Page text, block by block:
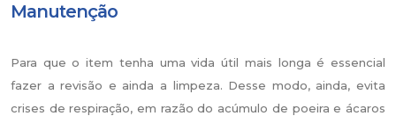
Manutenção
Para que o item tenha uma vida útil mais longa é essencial
fazer a revisão e ainda a limpeza. Desse modo, ainda, evita
crises de respiração, em razão do acúmulo de poeira e ácaros